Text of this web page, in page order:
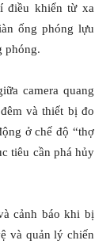
điều khiển từ xa
ống phóng lựu
phóng.
camera quang
và thiết bị đo
ở chế độ “thợ
tiêu cần phá hủy
cảnh báo khi bị
và quản lý chiến